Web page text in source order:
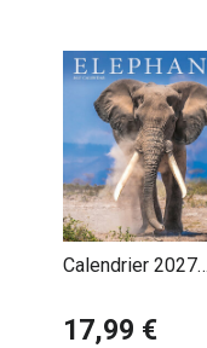
Calendrier 2027
17,99 €